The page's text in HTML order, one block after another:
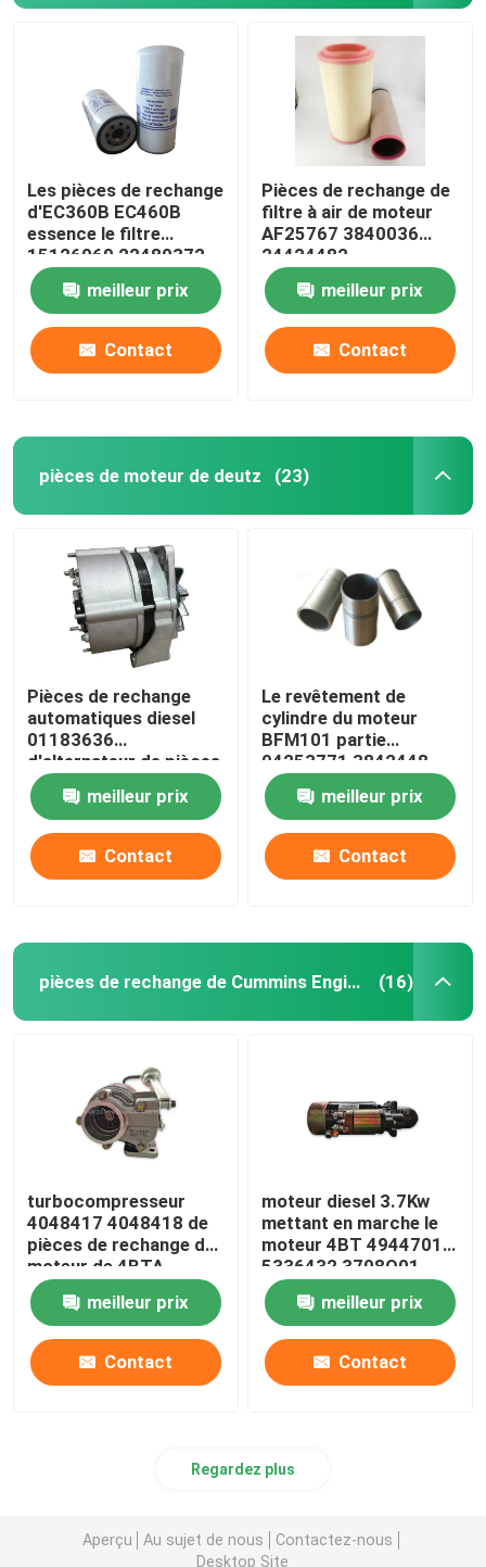
Les pièces de rechange
d'EC360B EC460B
essence le filtre
15126069 22480372
meilleur prix
Contact
Pièces de rechange de
filtre à air de moteur
AF25767 3840036
24424482
meilleur prix
Contact
pièces de moteur de deutz (23)
Pièces de rechange
automatiques diesel
01183636
d'alternateur de pièces
de moteur de FL413
Deutz meilleur prix
Contact
Le revêtement de
cylindre du moteur
BFM101 partie
04253771 3842448
04253772
meilleur prix
Contact
pièces de rechange de Cummins Engine (16)
turbocompresseur
4048417 4048418 de
pièces de rechange de
moteur de 4BTA
Cummins
meilleur prix
Contact
moteur diesel 3.7Kw
mettant en marche le
moteur 4BT 4944701
5336432 3708Q01-
010
meilleur prix
Contact
Regardez plus
Aperçu Au sujet de nous
Contactez-nous
Desktop Site